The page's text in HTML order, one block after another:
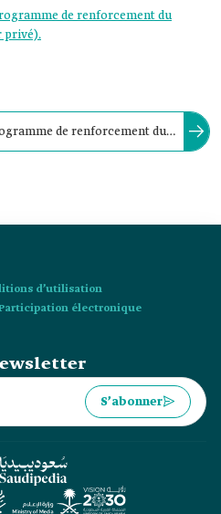
de renforcement du
privé).
de renforcement du
de SAR d’ici à 2030.
d’utilisation
électronique
S’abonner